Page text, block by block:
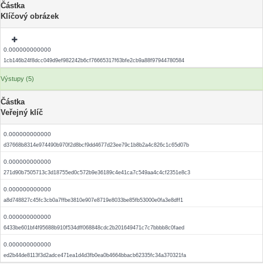
Částka
Klíčový obrázek
0.000000000000
1cb146b24f8dcc049d9ef982242b6cf76665317f63bfe2cb9a88f97944780584
Výstupy (5)
Částka
Veřejný klíč
0.000000000000
d37668b8314e974490b970f2d8bcf9dd4677d23ee79c1b8b2a4c826c1c65d07b
0.000000000000
271d90b7505713c3d18755ed0c572b9e36189c4e41ca7c549aa4c4cf2351e8c3
0.000000000000
a8d748827c45fc3cb0a7ffbe3810e907e8719e8033be85fb53000e0fa3e8dff1
0.000000000000
6433be601bf4f95688b910f534dff068848cdc2b201649471c7c7bbbb8c0faed
0.000000000000
ed2b44de8113f3d2adce471ea1d4d3fb0ea0b4664bbacb62335fc34a370321fa